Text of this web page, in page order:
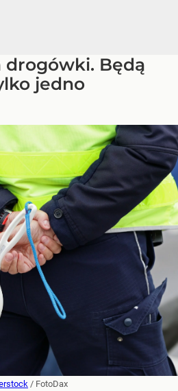
drogówki. Będą
jedno
/ FotoDax